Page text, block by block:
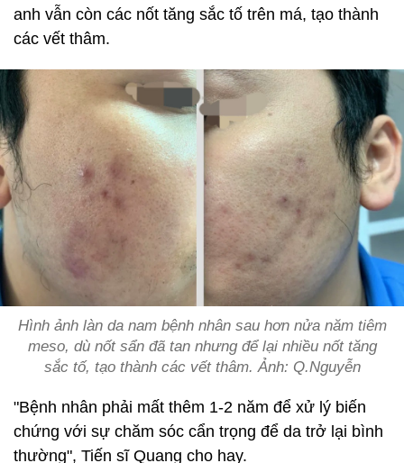
anh vẫn còn các nốt tăng sắc tố trên má, tạo thành
các vết thâm.
Hình ảnh làn da nam bệnh nhân sau hơn nửa năm tiêm
meso, dù nốt sẩn đã tan nhưng để lại nhiều nốt tăng
sắc tố, tạo thành các vết thâm. Ảnh: Q.Nguyễn
"Bệnh nhân phải mất thêm 1-2 năm để xử lý biến
chứng với sự chăm sóc cẩn trọng để da trở lại bình
thường", Tiến sĩ Quang cho hay.